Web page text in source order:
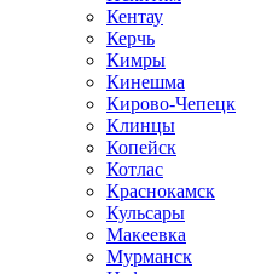
Кентау
Керчь
Кимры
Кинешма
Кирово-Чепецк
Клинцы
Копейск
Котлас
Краснокамск
Кульсары
Макеевка
Мурманск